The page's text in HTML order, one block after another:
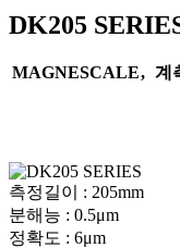
DK205
MAGNESCALE, 계
측정길이 : 205mm
분해능 : 0.5μm
정확도 : 6μm